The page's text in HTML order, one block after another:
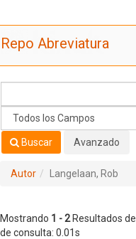
Repo Abreviatura
Buscar Avanzado
Autor Langelaan, Rob
Mostrando 1 - 2Resultados de
de consulta: 0.01s